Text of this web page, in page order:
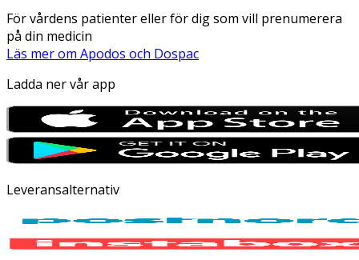
För vårdens patienter eller för dig som vill prenumerera
på din medicin
Läs mer om Apodos och Dospac
Ladda ner vår app
Leveransalternativ